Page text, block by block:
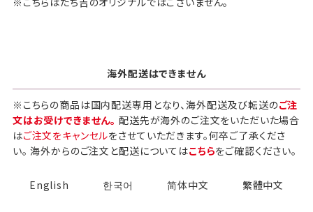
海外配送はできません
※こちらの商品は国内配送専用となり、海外配送及び転送のご注
文はお受けできません。 配送先が海外のご注文をいただいた場合
はご注文をキャンセルをさせていただきます。何卒ご了承くださ
い。 海外からのご注文と配送についてはこちらをご確認ください。
English 한국어 简体中文 繁體中文